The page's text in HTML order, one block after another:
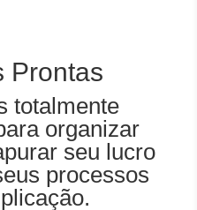
Prontas
totalmente
organizar
seu lucro
processos